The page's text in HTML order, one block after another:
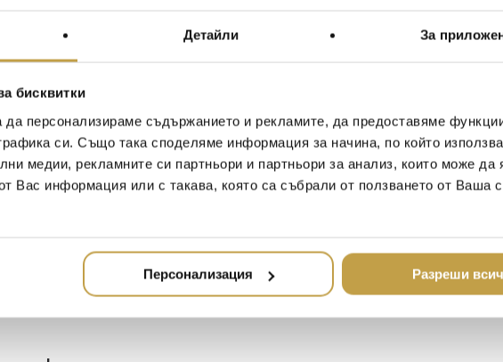
Детайли За
бисквитки
да персонализираме съдържанието и рекламите, да предоставяме
си. Също така споделяме информация за начина, по който
медии, рекламните си партньори и партньори за анализ, които може да
Вас информация или с такава, която са събрали от ползването от Ваша
Персонализация Разреши
Един магазин за красив и
елегантен дом. В него ще
намерите всичко, което ще
Най-доброто място
за домашен декор -
стилно